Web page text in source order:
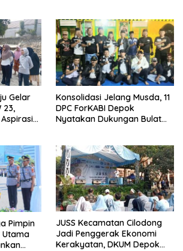
Gelar
23,
Konsolidasi Jelang Musda, 11
DPC ForKABI Depok
Nyatakan Dukungan Bulat
Pimpin
Utama
JUSS Kecamatan Cilodong
Jadi Penggerak Ekonomi
Kerakyatan, DKUM Depok